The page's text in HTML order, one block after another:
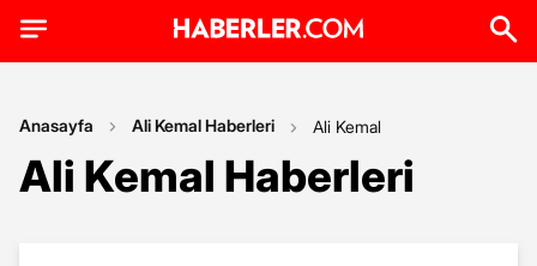
Anasayfa Ali Kemal Haberleri Ali Kemal
Ali Kemal Haberleri